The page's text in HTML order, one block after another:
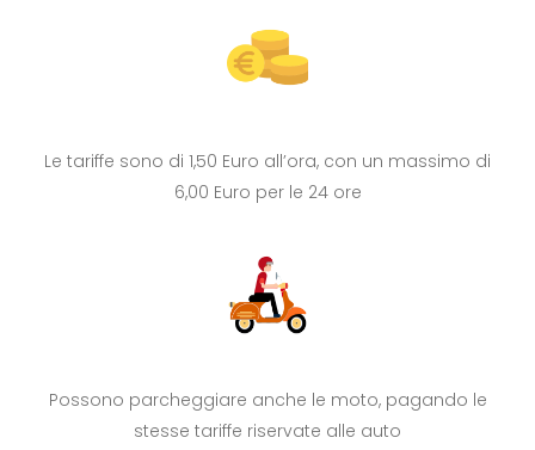
Le tariffe sono di 1,50 Euro all’ora, con un massimo di
6,00 Euro per le 24 ore
Possono parcheggiare anche le moto, pagando le
stesse tariffe riservate alle auto